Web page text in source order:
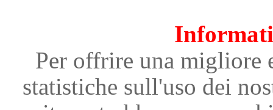
Per offrire una migliore
statistiche sull'uso dei